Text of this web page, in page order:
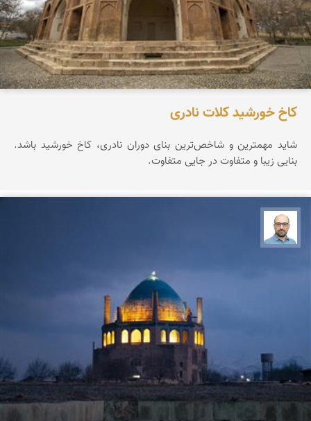
کاخ خورشید کلات نادری
شاید مهمترین و شاخص‌ترین بنای دوران نادری، کاخ خورشید باشد.
بنایی زیبا و متفاوت در جایی متفاوت.